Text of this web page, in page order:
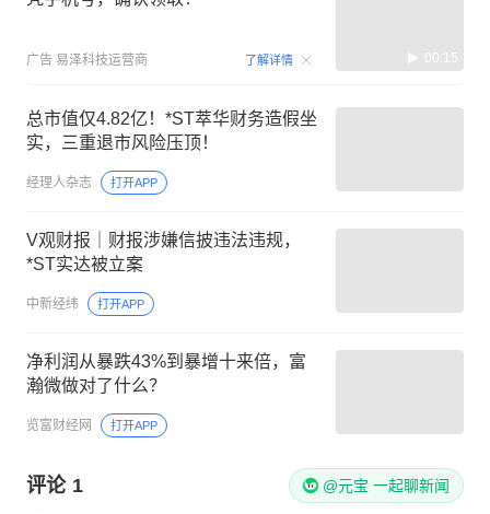
广告 易泽科技运营商 了解详情 00:15
总市值仅4.82亿！*ST萃华财务造假坐
实，三重退市风险压顶！
经理人杂志 打开APP
V观财报｜财报涉嫌信披违法违规，
*ST实达被立案
中新经纬 打开APP
净利润从暴跌43%到暴增十来倍，富
瀚微做对了什么？
览富财经网 打开APP
评论 1 @元宝 一起聊新闻